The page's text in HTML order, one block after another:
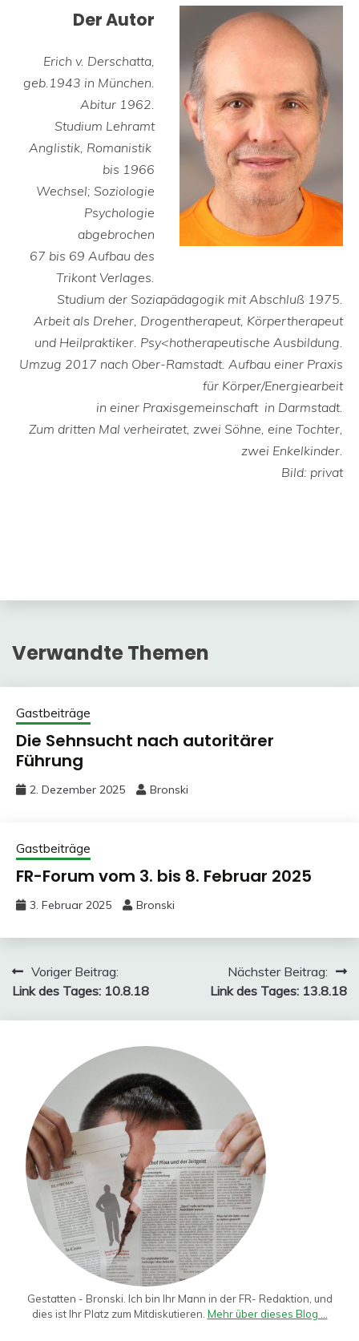
Der Autor
Erich v. Derschatta,
geb.1943 in München.
Abitur 1962.
Studium Lehramt
Anglistik, Romanistik
bis 1966
Wechsel; Soziologie
Psychologie
abgebrochen
67 bis 69 Aufbau des
Trikont Verlages.
Studium der Soziapädagogik mit Abschluß 1975.
Arbeit als Dreher, Drogentherapeut, Körpertherapeut
und Heilpraktiker. Psy<hotherapeutische Ausbildung.
Umzug 2017 nach Ober-Ramstadt. Aufbau einer Praxis
für Körper/Energiearbeit
in einer Praxisgemeinschaft in Darmstadt.
Zum dritten Mal verheiratet, zwei Söhne, eine Tochter,
zwei Enkelkinder.
Bild: privat
Verwandte Themen
Gastbeiträge
Die Sehnsucht nach autoritärer
Führung
2. Dezember 2025 Bronski
Gastbeiträge
FR-Forum vom 3. bis 8. Februar 2025
3. Februar 2025 Bronski
Beitragsnavigation
Voriger Beitrag:
Link des Tages: 10.8.18
Nächster Beitrag:
Link des Tages: 13.8.18
Gestatten - Bronski. Ich bin Ihr Mann in der FR- Redaktion, und
dies ist Ihr Platz zum Mitdiskutieren. Mehr über dieses Blog ...